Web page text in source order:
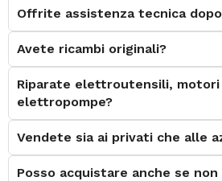
Offrite assistenza tecnica
Avete ricambi originali?
Riparate elettroutensili,
elettropompe?
Vendete sia ai privati che alle
Posso acquistare anche se